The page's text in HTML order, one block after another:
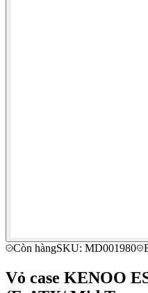
Còn hàngSKU: MD001980
Vỏ case KENOO